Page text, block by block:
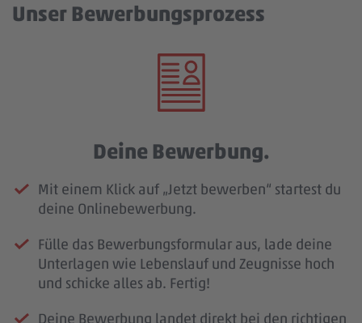
Unser Bewerbungsprozess
Deine Bewerbung.
Mit einem Klick auf „Jetzt bewerben“ startest du
deine Onlinebewerbung.
Fülle das Bewerbungsformular aus, lade deine
Unterlagen wie Lebenslauf und Zeugnisse hoch
und schicke alles ab. Fertig!
Deine Bewerbung landet direkt bei den richtigen